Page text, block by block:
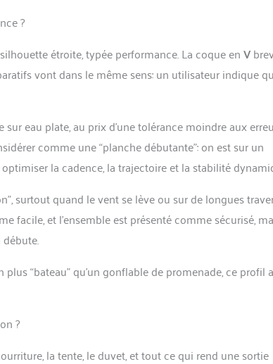
?
étroite, typée performance. La coque enV
vont dans le même sens: un utilisateur indique
sur eau plate, au prix d’une tolérance moindre aux
comme une “planche débutante”: on est sur un
la cadence, la trajectoire et la stabilité
surtout quand le vent se lève ou sur de longues
facile, et l’ensemble est présenté comme sécurisé,
débute.
“bateau” qu’un gonflable de promenade, ce profil
?
la tente, le duvet, et tout ce qui rend une sortie